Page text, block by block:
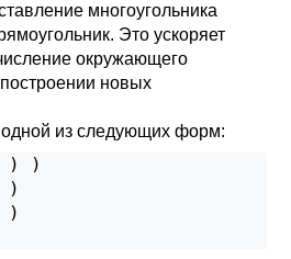
многоугольника
Это ускоряет
окружающего
новых
из следующих форм:
) )
)
)